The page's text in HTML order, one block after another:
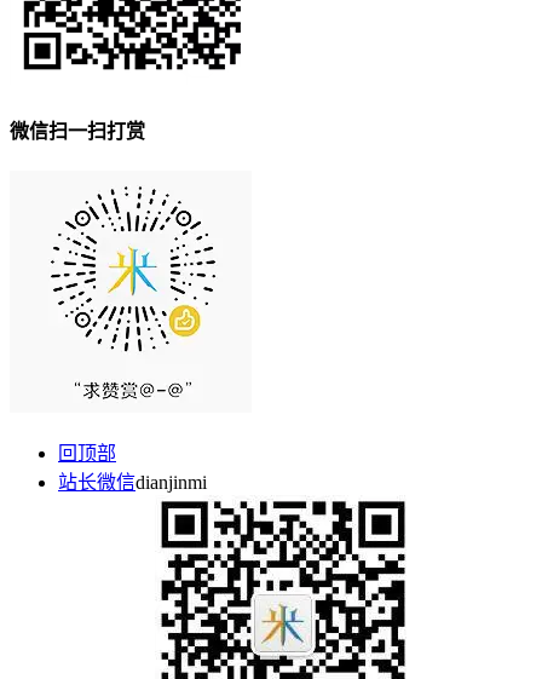
微信扫一扫打赏
回顶部
站长微信dianjinmi